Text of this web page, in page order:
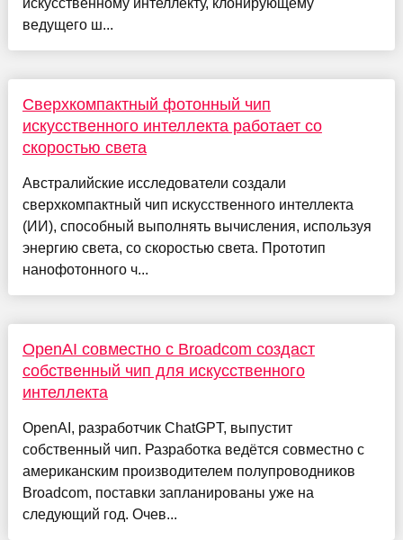
искусственному интеллекту, клонирующему
ведущего ш...
Сверхкомпактный фотонный чип
искусственного интеллекта работает со
скоростью света
Австралийские исследователи создали
сверхкомпактный чип искусственного интеллекта
(ИИ), способный выполнять вычисления, используя
энергию света, со скоростью света. Прототип
нанофотонного ч...
OpenAI совместно с Broadcom создаст
собственный чип для искусственного
интеллекта
OpenAI, разработчик ChatGPT, выпустит
собственный чип. Разработка ведётся совместно с
американским производителем полупроводников
Broadcom, поставки запланированы уже на
следующий год. Очев...